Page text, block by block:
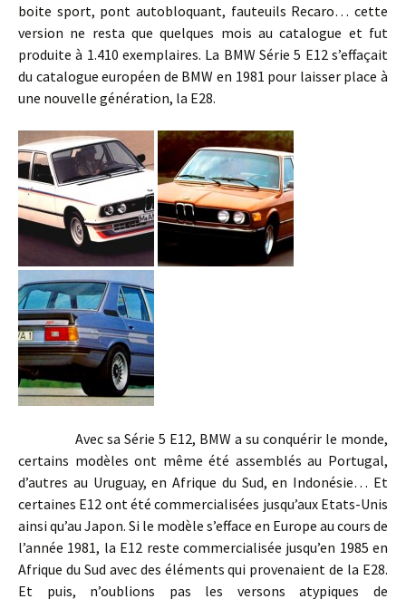
boite sport, pont autobloquant, fauteuils Recaro… cette
version ne resta que quelques mois au catalogue et fut
produite à 1.410 exemplaires. La BMW Série 5 E12 s’effaçait
du catalogue européen de BMW en 1981 pour laisser place à
une nouvelle génération, la E28.
Avec sa Série 5 E12, BMW a su conquérir le monde,
certains modèles ont même été assemblés au Portugal,
d’autres au Uruguay, en Afrique du Sud, en Indonésie… Et
certaines E12 ont été commercialisées jusqu’aux Etats-Unis
ainsi qu’au Japon. Si le modèle s’efface en Europe au cours de
l’année 1981, la E12 reste commercialisée jusqu’en 1985 en
Afrique du Sud avec des éléments qui provenaient de la E28.
Et puis, n’oublions pas les versons atypiques de